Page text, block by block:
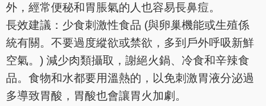
外，經常便秘和胃脹氣的人也容易長鼻痘。
長效建議：少食刺激性食品 (與卵巢機能或生殖係
統有關。不要過度縱欲或禁欲，多到戶外呼吸新鮮
空氣。) 減少肉類攝取，謝絕火鍋、冷食和辛辣食
品。食物和水都要用溫熱的，以免刺激胃液分泌過
多導致胃酸，胃酸也會讓胃火加劇。